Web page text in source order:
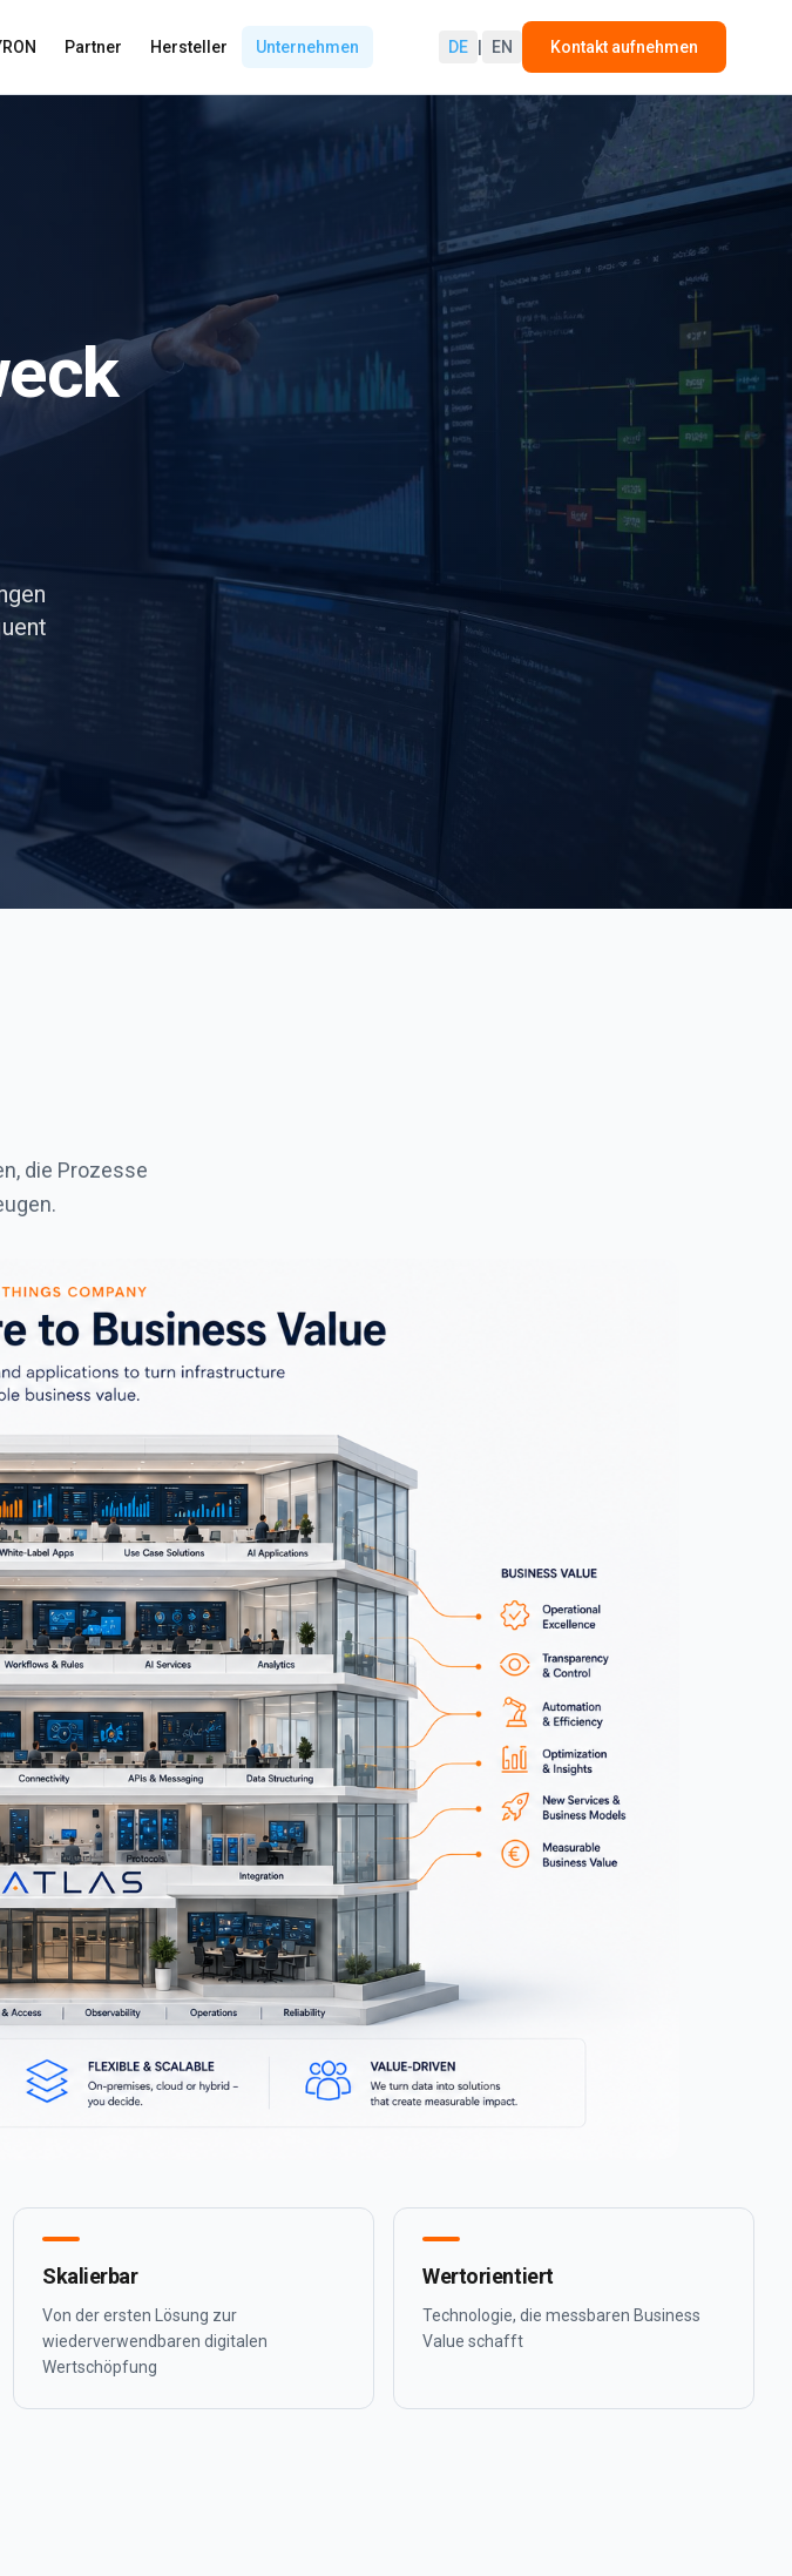
Partner Hersteller Unternehmen DE EN Kontakt aufnehmen
die Prozesse
Skalierbar
Von der ersten Lösung zur
wiederverwendbaren digitalen
Wertschöpfung
Wertorientiert
Technologie, die messbaren Business
Value schafft